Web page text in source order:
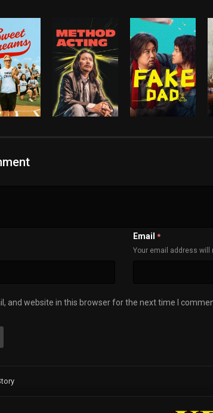
Email *
Your email address will
and website in this browser for the next time I